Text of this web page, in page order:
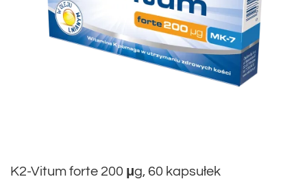
K2-Vitum forte 200 μg, 60 kapsułek